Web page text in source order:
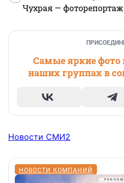
Чухрая — фоторепортаж
Самые яркие фото
наших группах в
Новости СМИ2
НОВОСТИ КОМПАНИЙ